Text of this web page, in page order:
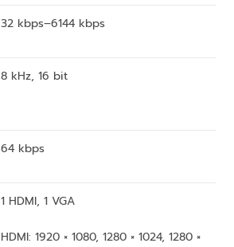
32 kbps–6144 kbps
8 kHz, 16 bit
64 kbps
1 HDMI, 1 VGA
HDMI: 1920 × 1080, 1280 × 1024, 1280 ×